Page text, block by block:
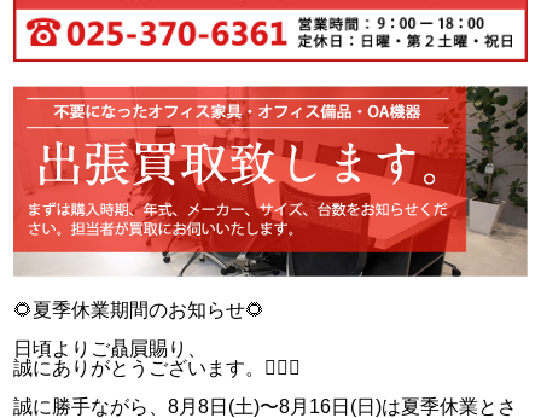
🌻夏季休業期間のお知らせ🌻
日頃よりご贔屓賜り、
誠にありがとうございます。🙇‍♂️✨
誠に勝手ながら、8月8日(土)〜8月16日(日)は夏季休業とさ